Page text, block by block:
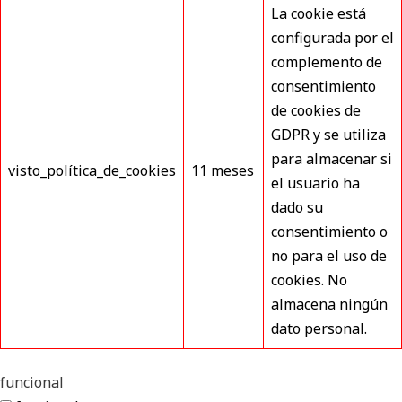
visto_política_de_cookies 11 meses
La cookie está
configurada por el
complemento de
consentimiento
de cookies de
GDPR y se utiliza
para almacenar si
el usuario ha
dado su
consentimiento o
no para el uso de
cookies. No
almacena ningún
dato personal.
funcional